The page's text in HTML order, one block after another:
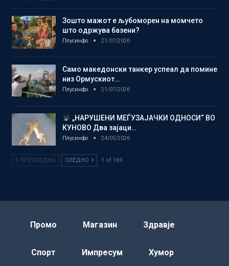
Зошто мажот е љубоморен на момчето
што одржува базени?
Плусинфо 21/07/2026
Само македонски танкер успеал да помине
низ Ормускиот…
Плусинфо 21/07/2026
„НАРУШЕНИ МЕЃУЗАЈАЧКИ ОДНОСИ“ ВО
КУНОВО Два зајаци…
Плусинфо 24/05/2026
ПРЕТХОДНО СЛЕДНО 1 of 169
Промо Магазин Здравје
Спорт Импресум Хумор